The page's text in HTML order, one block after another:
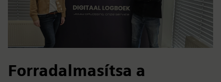
Forradalmasítsa a